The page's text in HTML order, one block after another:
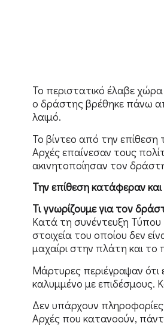
Το περιστατικό έλαβε
ο δράστης βρέθηκε πάνω
λαιμό.
Το βίντεο από την επίθεση
Αρχές επαίνεσαν τους
ακινητοποίησαν τον
Την επίθεση κατάφεραν
Τι γνωρίζουμε για τον
Κατά τη συνέντευξη
στοιχεία του οποίου δεν
μαχαίρι στην πλάτη και
Μάρτυρες περιέγραψαν ότι
καλυμμένο με επιδέσμους.
Δεν υπάρχουν πληροφορίες
Αρχές που κατανοούν,